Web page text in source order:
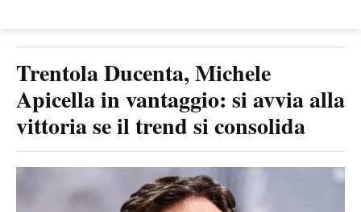
Trentola Ducenta, Michele
Apicella in vantaggio: si avvia alla
vittoria se il trend si consolida